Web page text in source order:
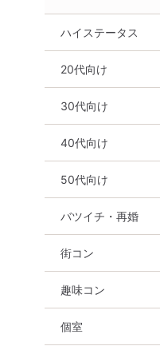
ハイステータス
20代向け
30代向け
40代向け
50代向け
バツイチ・再婚
街コン
趣味コン
個室